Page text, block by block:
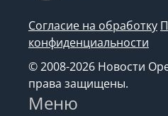
Согласие на обработку
конфиденциальности
© 2008-2026 Новости
права защищены.
Меню